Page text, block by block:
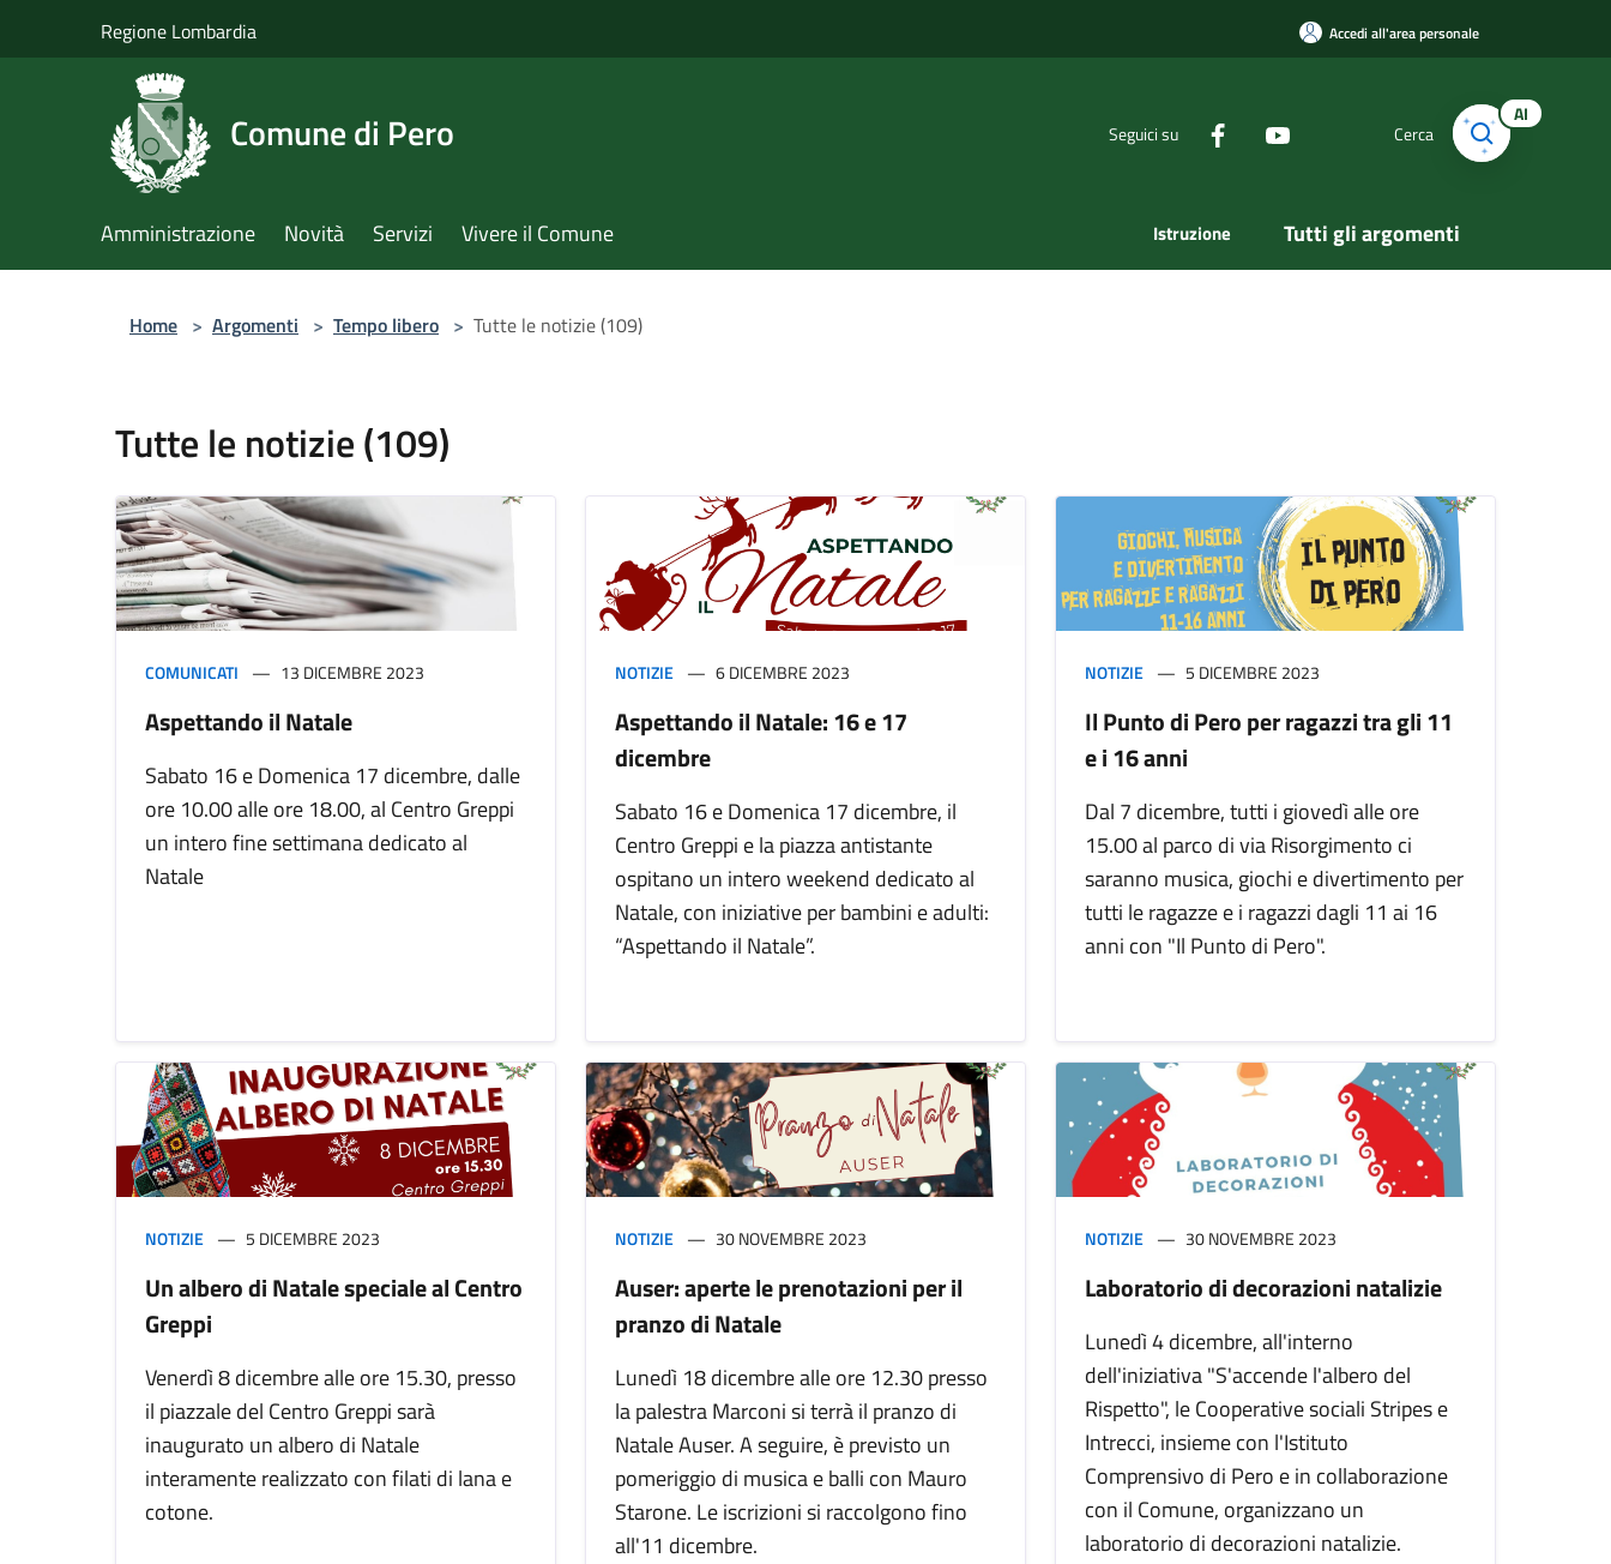
Regione Lombardia Accedi all'area personale
Comune di Pero Seguici su Cerca
AI
Amministrazione Novità Servizi Vivere il Comune Istruzione Tutti gli argomenti
Home > Argomenti > Tempo libero > Tutte le notizie (109)
Tutte le notizie (109)
COMUNICATI 13 DICEMBRE 2023
Aspettando il Natale
Sabato 16 e Domenica 17 dicembre, dalle
ore 10.00 alle ore 18.00, al Centro Greppi
un intero fine settimana dedicato al
Natale
NOTIZIE 6 DICEMBRE 2023
Aspettando il Natale: 16 e 17
dicembre
Sabato 16 e Domenica 17 dicembre, il
Centro Greppi e la piazza antistante
ospitano un intero weekend dedicato al
Natale, con iniziative per bambini e adulti:
“Aspettando il Natale”.
NOTIZIE 5 DICEMBRE 2023
Il Punto di Pero per ragazzi tra gli 11
e i 16 anni
Dal 7 dicembre, tutti i giovedì alle ore
15.00 al parco di via Risorgimento ci
saranno musica, giochi e divertimento per
tutti le ragazze e i ragazzi dagli 11 ai 16
anni con "Il Punto di Pero".
NOTIZIE 5 DICEMBRE 2023
Un albero di Natale speciale al Centro
Greppi
Venerdì 8 dicembre alle ore 15.30, presso
il piazzale del Centro Greppi sarà
inaugurato un albero di Natale
interamente realizzato con filati di lana e
cotone.
NOTIZIE 30 NOVEMBRE 2023
Auser: aperte le prenotazioni per il
pranzo di Natale
Lunedì 18 dicembre alle ore 12.30 presso
la palestra Marconi si terrà il pranzo di
Natale Auser. A seguire, è previsto un
pomeriggio di musica e balli con Mauro
Starone. Le iscrizioni si raccolgono fino
all'11 dicembre.
NOTIZIE 30 NOVEMBRE 2023
Laboratorio di decorazioni natalizie
Lunedì 4 dicembre, all'interno
dell'iniziativa "S'accende l'albero del
Rispetto", le Cooperative sociali Stripes e
Intrecci, insieme con l'Istituto
Comprensivo di Pero e in collaborazione
con il Comune, organizzano un
laboratorio di decorazioni natalizie.